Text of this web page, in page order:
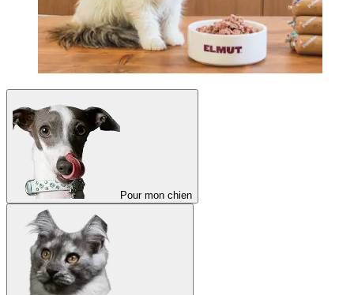
Pour mon chien